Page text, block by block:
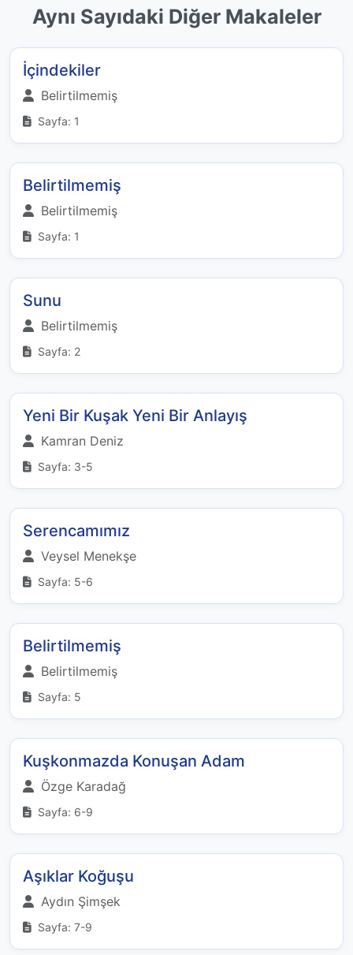
Aynı Sayıdaki Diğer Makaleler
İçindekiler
Belirtilmemiş
Sayfa: 1
Belirtilmemiş
Belirtilmemiş
Sayfa: 1
Sunu
Belirtilmemiş
Sayfa: 2
Yeni Bir Kuşak Yeni Bir Anlayış
Kamran Deniz
Sayfa: 3-5
Serencamımız
Veysel Menekşe
Sayfa: 5-6
Belirtilmemiş
Belirtilmemiş
Sayfa: 5
Kuşkonmazda Konuşan Adam
Özge Karadağ
Sayfa: 6-9
Aşıklar Koğuşu
Aydın Şimşek
Sayfa: 7-9